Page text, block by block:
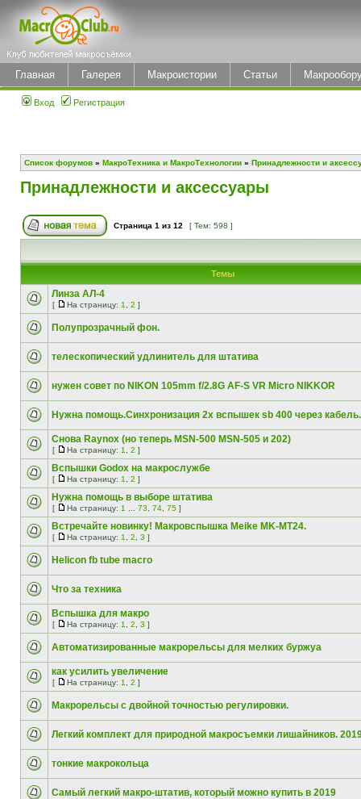
Главная Галерея Макроистории Статьи
Вход Регистрация
Список форумов » МакроТехника и МакроТехнологии » Принадлежности и
Принадлежности и аксессуары
Страница 1 из 12 [ Тем: 598 ]
Темы
Линза АЛ-4
[ На страницу: 1 2 ]
Полупрозрачный фон.
телескопический удлинитель для штатива
нужен совет по NIKON 105mm f/2.8G AF-S VR Micro NIKKOR
Нужна помощь.Синхронизация 2х вспышек sb 400 через кабель.
Снова Raynox (но теперь MSN-500 MSN-505 и 202)
[ На страницу: 1 2 ]
Вспышки Godox на макрослужбе
[ На страницу: 1 2 ]
Нужна помощь в выборе штатива
[ На страницу: 1 73 74 75 ]
Встречайте новинку! Макровспышка Meike MK-MT24.
[ На страницу: 1 2 3 ]
Helicon fb tube macro
Что за техника
Вспышка для макро
[ На страницу: 1 2 3 ]
Автоматизированные макрорельсы для мелких буржуа
как усилить увеличение
[ На страницу: 1 2 ]
Макрорельсы с двойной точностью регулировки.
Легкий комплект для природной макросъемки лишайников.
тонкие макрокольца
Самый легкий макро-штатив, который можно купить в 2019